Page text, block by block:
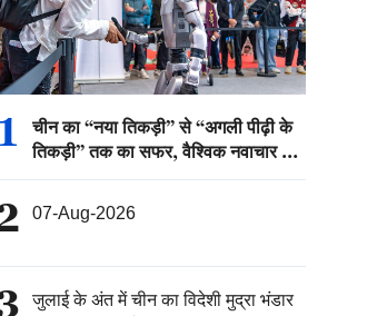
1
चीन का “नया तिकड़ी” से “अगली पीढ़ी के
तिकड़ी” तक का सफर, वैश्विक नवाचार की
नई कहानी
07-Aug-2026
जुलाई के अंत में चीन का विदेशी मुद्रा भंडार